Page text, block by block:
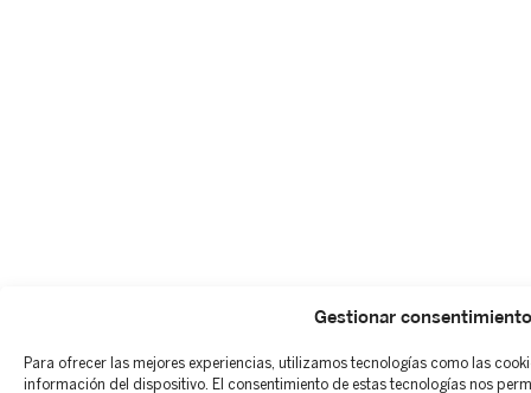
Gestionar consentimiento
Para ofrecer las mejores experiencias, utilizamos tecnologías como las
información del dispositivo. El consentimiento de estas tecnologías nos